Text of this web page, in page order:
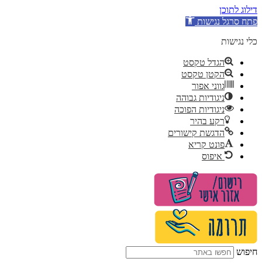
דילוג לתוכן
פתח סרגל נגישות
כלי נגישות
הגדל טקסט
הקטן טקסט
גווני אפור
ניגודיות גבוהה
ניגודיות הפוכה
רקע בהיר
הדגשת קישורים
פונט קריא
איפוס
דלג
חיפוש